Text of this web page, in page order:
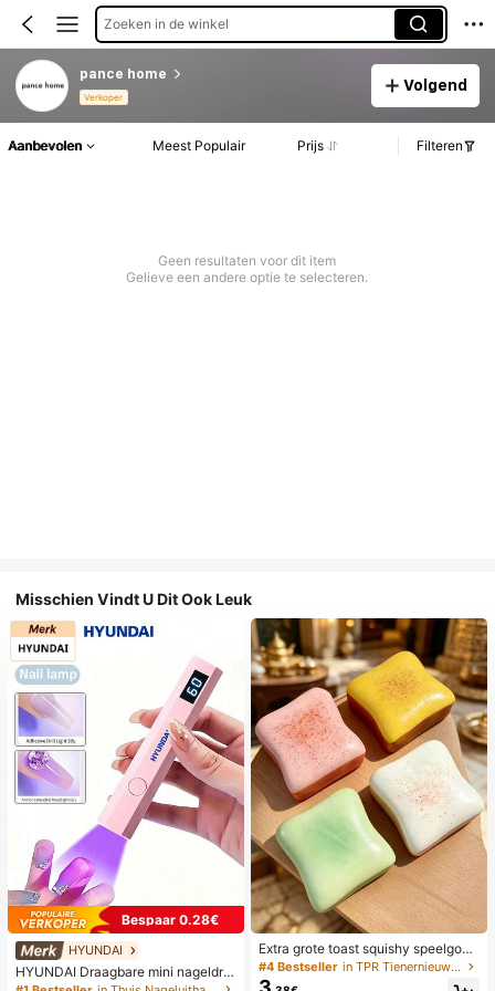
Zoeken in de winkel
pance home
Verkoper
Volgend
Aanbevolen Meest Populair Prijs Filteren
Geen resultaten voor dit item
Gelieve een andere optie te selecteren.
Misschien Vindt U Dit Ook Leuk
Bespaar 0.28€
HYUNDAI
HYUNDAI Draagbare mini nageldro
ger, oplaadbare handlamp UV/LED
Extra grote toast squishy speelgoe
d, superzachte boter toast stressve
rlichtend knijpspeelgoed, verkrijgba
#4 Bestseller in TPR Tienernieuwigheid en grappenspeelgoed